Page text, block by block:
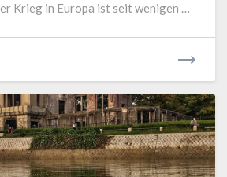
Krieg in Europa ist seit wenigen …